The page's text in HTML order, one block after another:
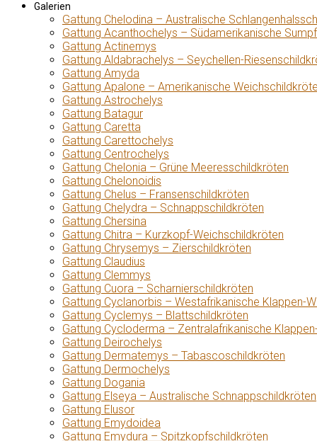
Galerien
Gattung Chelodina – Australische
Gattung Acanthochelys – Südamerikanische
Gattung Actinemys
Gattung Aldabrachelys – Seychellen-
Gattung Amyda
Gattung Apalone – Amerikanische
Gattung Astrochelys
Gattung Batagur
Gattung Caretta
Gattung Carettochelys
Gattung Centrochelys
Gattung Chelonia – Grüne Meeresschildkröten
Gattung Chelonoidis
Gattung Chelus – Fransenschildkröten
Gattung Chelydra – Schnappschildkröten
Gattung Chersina
Gattung Chitra – Kurzkopf-Weichschildkröten
Gattung Chrysemys – Zierschildkröten
Gattung Claudius
Gattung Clemmys
Gattung Cuora – Scharnierschildkröten
Gattung Cyclanorbis – Westafrikanische Klappen-
Gattung Cyclemys – Blattschildkröten
Gattung Cycloderma – Zentralafrikanische
Gattung Deirochelys
Gattung Dermatemys – Tabascoschildkröten
Gattung Dermochelys
Gattung Dogania
Gattung Elseya – Australische Schnappschildkröten
Gattung Elusor
Gattung Emydoidea
Gattung Emydura – Spitzkopfschildkröten